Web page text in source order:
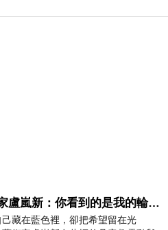
差不多要安靜下來，卻發
當代藝術家盧嵐新：你看到的是我的輪廓，還是你的故事？——藏在藍色裡的希望與光
藏在藍色裡，卻把希望留在光